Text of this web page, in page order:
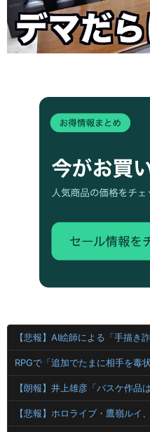
【悲報】AI絵師による「手描き